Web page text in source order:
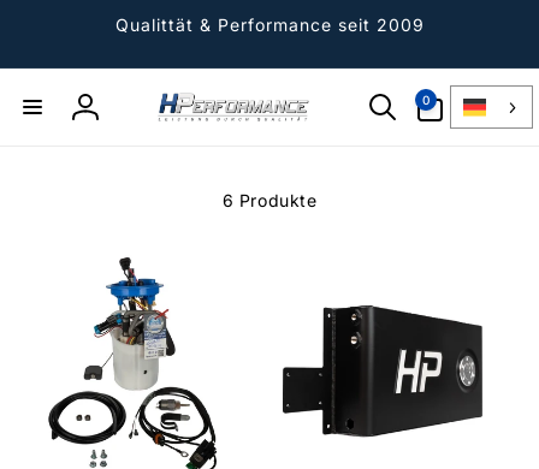
Qualittät & Performance seit 2009
Einloggen
0
Artikel
6 Produkte